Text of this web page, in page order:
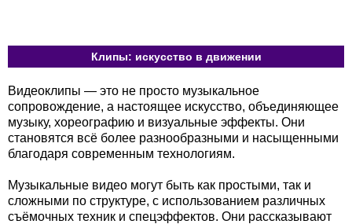
Клипы: искусство в движении
Видеоклипы — это не просто музыкальное
сопровождение, а настоящее искусство, объединяющее
музыку, хореографию и визуальные эффекты. Они
становятся всё более разнообразными и насыщенными
благодаря современным технологиям.
Музыкальные видео могут быть как простыми, так и
сложными по структуре, с использованием различных
съёмочных техник и спецэффектов. Они рассказывают